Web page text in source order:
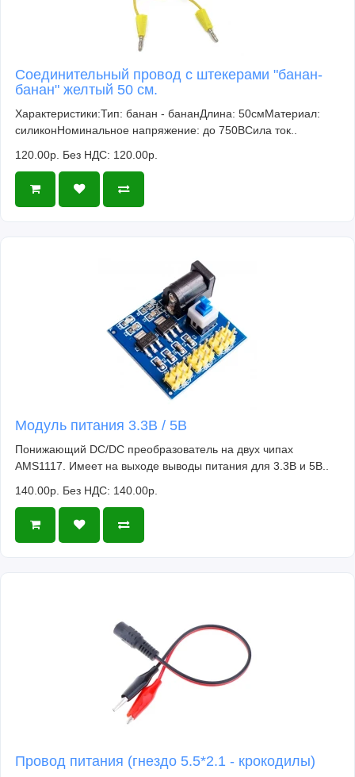
Соединительный провод с штекерами "банан-
банан" желтый 50 см.
Характеристики:Тип: банан - бананДлина: 50смМатериал:
силиконНоминальное напряжение: до 750ВСила ток..
120.00р. Без НДС: 120.00р.
Модуль питания 3.3В / 5В
Понижающий DC/DC преобразователь на двух чипах
AMS1117. Имеет на выходе выводы питания для 3.3В и 5В..
140.00р. Без НДС: 140.00р.
Провод питания (гнездо 5.5*2.1 - крокодилы)